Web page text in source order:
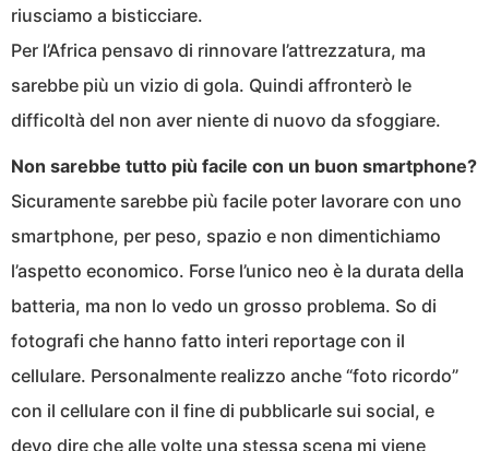
riusciamo a bisticciare.
Per l’Africa pensavo di rinnovare l’attrezzatura, ma
sarebbe più un vizio di gola. Quindi affronterò le
difficoltà del non aver niente di nuovo da sfoggiare.
Non sarebbe tutto più facile con un buon smartphone?
Sicuramente sarebbe più facile poter lavorare con uno
smartphone, per peso, spazio e non dimentichiamo
l’aspetto economico. Forse l’unico neo è la durata della
batteria, ma non lo vedo un grosso problema. So di
fotografi che hanno fatto interi reportage con il
cellulare. Personalmente realizzo anche “foto ricordo”
con il cellulare con il fine di pubblicarle sui social, e
devo dire che alle volte una stessa scena mi viene